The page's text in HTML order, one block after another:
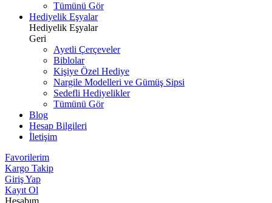
Tümünü Gör
Hediyelik Eşyalar
Hediyelik Eşyalar
Geri
Ayetli Çerçeveler
Biblolar
Kişiye Özel Hediye
Nargile Modelleri ve Gümüş Sipsi
Sedefli Hediyelikler
Tümünü Gör
Blog
Hesap Bilgileri
İletişim
Favorilerim
Kargo Takip
Giriş Yap
Kayıt Ol
Hesabım